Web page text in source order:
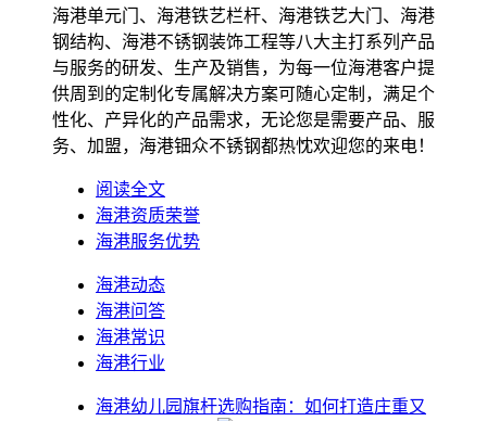
海港单元门、海港铁艺栏杆、海港铁艺大门、海港
钢结构、海港不锈钢装饰工程等八大主打系列产品
与服务的研发、生产及销售，为每一位海港客户提
供周到的定制化专属解决方案可随心定制，满足个
性化、产异化的产品需求，无论您是需要产品、服
务、加盟，海港钿众不锈钢都热忱欢迎您的来电！
阅读全文
海港资质荣誉
海港服务优势
海港动态
海港问答
海港常识
海港行业
海港幼儿园旗杆选购指南：如何打造庄重又